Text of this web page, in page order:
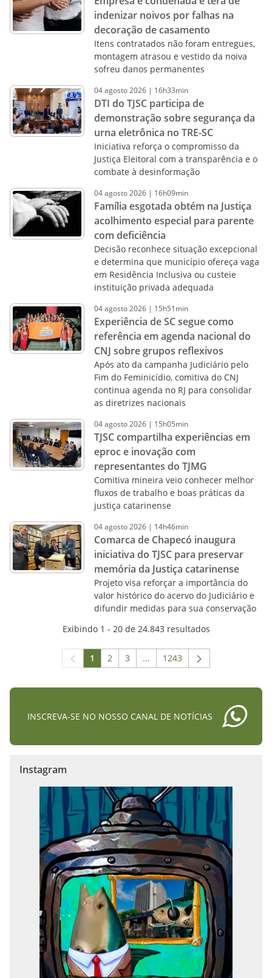
indenizar noivos por falhas na
decoração de casamento
Itens contratados não foram entregues,
montagem atrasou e vestido da noiva
sofreu danos permanentes
04agosto2026 | 16h33min
DTI do TJSC participa de
demonstração sobre segurança da
urna eletrônica no TRE-SC
Iniciativa reforça o compromisso da
Justiça Eleitoral com a transparência e o
combate à desinformação
04agosto2026 | 16h09min
Família esgotada obtém na Justiça
acolhimento especial para parente
com deficiência
Decisão reconhece situação excepcional
e determina que município ofereça vaga
em Residência Inclusiva ou custeie
instituição privada adequada
04agosto2026 | 15h51min
Experiência de SC segue como
referência em agenda nacional do
CNJ sobre grupos reflexivos
Após ato da campanha Judiciário pelo
Fim do Feminicídio, comitiva do CNJ
continua agenda no RJ para consolidar
as diretrizes nacionais
04agosto2026 | 15h05min
TJSC compartilha experiências em
eproc e inovação com
representantes do TJMG
Comitiva mineira veio conhecer melhor
fluxos de trabalho e boas práticas da
justiça catarinense
04agosto2026 | 14h46min
Comarca de Chapecó inaugura
iniciativa do TJSC para preservar
memória da Justiça catarinense
Projeto visa reforçar a importância do
valor histórico do acervo do Judiciário e
difundir medidas para sua conservação
Exibindo 1 - 20 de 24.843 resultados
Página
1 Página
2 Página
3 ...Páginas intermediárias Usar
Página
1243
INSCREVA-SE NO NOSSO CANAL DE NOTÍCIAS
Instagram